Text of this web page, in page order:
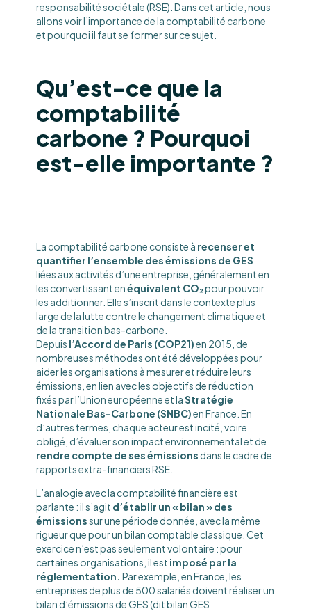
responsabilité sociétale (RSE). Dans cet article, nous
allons voir l’importance de la comptabilité carbone
et pourquoi il faut se former sur ce sujet.
Qu’est-ce que la
comptabilité
carbone ? Pourquoi
est-elle importante ?
La comptabilité carbone consiste à recenser et
quantifier l’ensemble des émissions de GES
liées aux activités d’une entreprise, généralement en
les convertissant enéquivalent CO₂pour pouvoir
les additionner. Elle s’inscrit dans le contexte plus
large de la lutte contre le changement climatique et
de la transition bas-carbone.
Depuis l’Accord de Paris (COP21)en 2015, de
nombreuses méthodes ont été développées pour
aider les organisations à mesurer et réduire leurs
émissions, en lien avec les objectifs de réduction
fixés par l’Union européenne et laStratégie
Nationale Bas-Carbone (SNBC)en France​. En
d’autres termes, chaque acteur est incité, voire
obligé, d’évaluer son impact environnemental et de
rendre compte de ses émissions dans le cadre de
rapports extra-financiers RSE.
L’analogie avec la comptabilité financière est
parlante : il s’agit d’établir un « bilan » des
émissionssur une période donnée, avec la même
rigueur que pour un bilan comptable classique. Cet
exercice n’est pas seulement volontaire : pour
certaines organisations, il est imposé par la
réglementation. Par exemple, en France, les
entreprises de plus de 500 salariés doivent réaliser un
bilan d’émissions de GES (dit bilan GES